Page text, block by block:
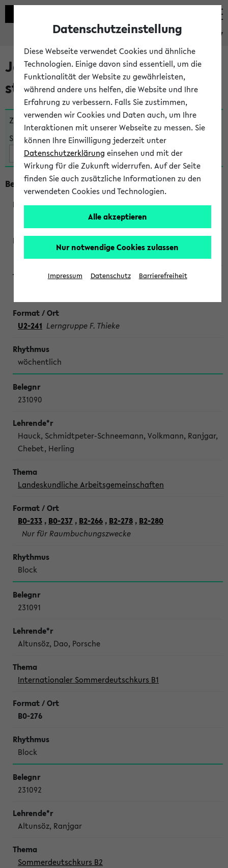
eKVV
Jetzt und in Kürze
stattfindende Veranstaltungen
Zu viele Veranstaltungen?Fakultät wählen
Suche:
Beginn um 8 Uhr
U2-241 Lerngruppe F. Thieke
wöchentlich
231090
Hauck, Schmidtpeter-Schneemann, Volkmann, Ranjgar,
Chebet, Herling
Landeskundliche Arbeitsgemeinschaften
B0-233 , B0-237 , B2-266 , B2-278 , B2-280
Nur für Raumbuchungszwecke
Block
231091
Altunsöz, Dao, Porsche
Internationaler Sommerdeutschkurs B1
B0-276
Block
231092
Altunsöz, Ranjgar
Sommerdeutschkurs B2
Datenschutzeinstellung
Diese Webseite verwendet Cookies und ähnliche
Technologien. Einige davon sind essentiell, um die
Funktionalität der Website zu gewährleisten,
während andere uns helfen, die Website und Ihre
Erfahrung zu verbessern. Falls Sie zustimmen,
verwenden wir Cookies und Daten auch, um Ihre
Interaktionen mit unserer Webseite zu messen. Sie
können Ihre Einwilligung jederzeit unter
Datenschutzerklärung einsehen und mit der
Wirkung für die Zukunft widerrufen. Auf der Seite
finden Sie auch zusätzliche Informationen zu den
verwendeten Cookies und Technologien.
Alle akzeptieren
Nur notwendige Cookies zulassen
Impressum Datenschutz Barrierefreiheit